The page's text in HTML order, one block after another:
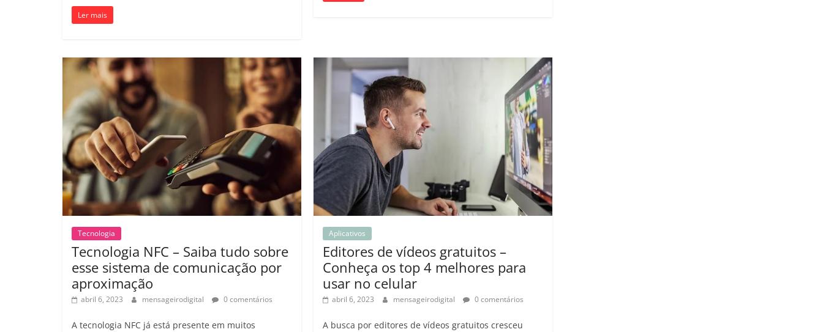
Ler mais
Tecnologia
Tecnologia NFC – Saiba tudo sobre
esse sistema de comunicação por
aproximação
abril 6, 2023 mensageirodigital 0 comentários
A tecnologia NFC já está presente em muitos
Aplicativos
Editores de vídeos gratuitos –
Conheça os top 4 melhores para
usar no celular
abril 6, 2023 mensageirodigital 0 comentários
A busca por editores de vídeos gratuitos cresceu